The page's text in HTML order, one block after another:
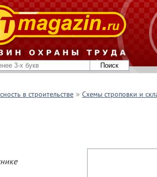
в строительстве
Схемы строповки и